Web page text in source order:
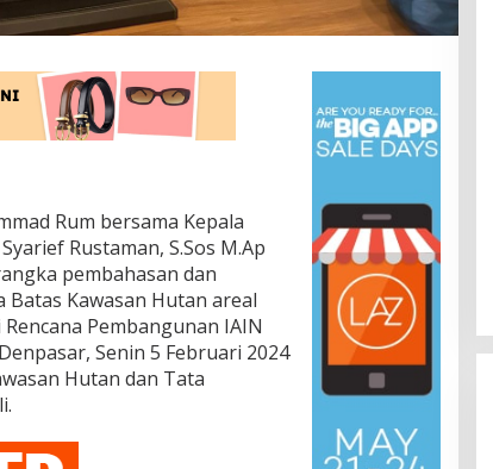
Rum bersama Kepala
Rustaman, S.Sos M.Ap
pembahasan dan
Kawasan Hutan areal
Pembangunan IAIN
Senin 5 Februari 2024
Hutan dan Tata